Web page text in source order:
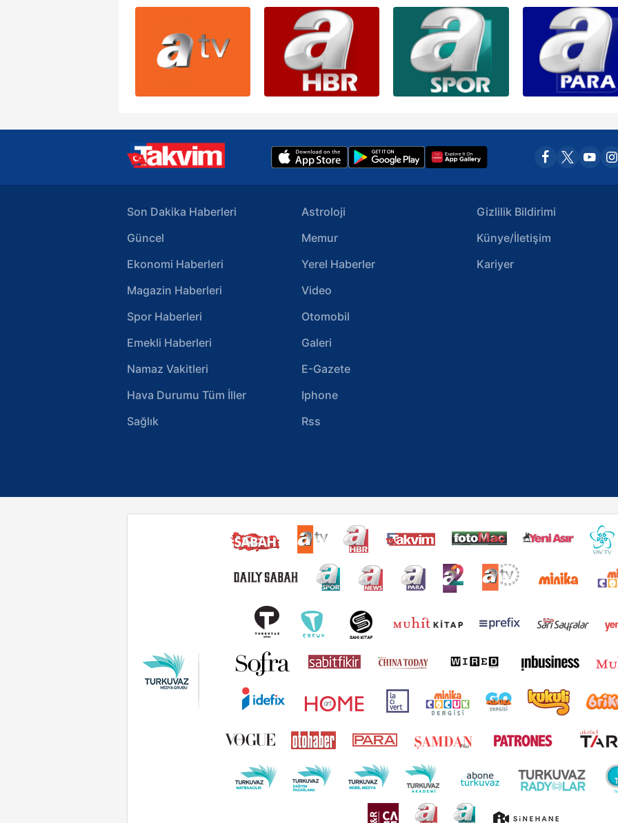
Çerezlere ilişkin tercihlerinizi aşağıda yer alan panel vasıtasıyla belirleyebilirsiniz. Çerezlere
butonuna tıklayabilir,
Çerez Bilgilendirme Metnimiziziyaret edebilirsiniz.
6698 sayılı Kişisel Verilerin Korunması Kanunu uyarınca hazırlanmış Aydınlatma Metnimizi
mevzuata uygun olarak kullanılan çerezlerle ilgili bilgi almak için lütfen
tıklayınız
Son Dakika Haberleri
Güncel
Ekonomi Haberleri
Magazin Haberleri
Spor Haberleri
Emekli Haberleri
Namaz Vakitleri
Hava Durumu Tüm İller
Sağlık
Astroloji
Memur
Yerel Haberler
Video
Otomobil
Galeri
E-Gazete
Iphone
Rss
Gizlilik Bildirimi
Künye/İletişim
Kariyer